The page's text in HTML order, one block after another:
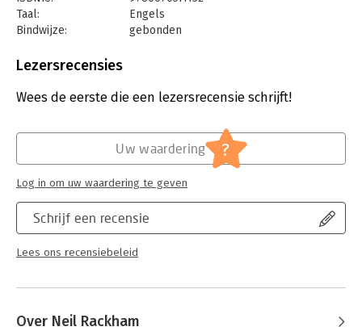
In SPIN Selling, Rackham, who has advised leading companies
specifically examine selling high-value product and services.
techniques of SPIN, readers will be able to dramatically
answers key questions such as "What makes success in major
sales" and "Why do techniques like closing work in small sales
You will learn why traditional sales methods which were
developed for small consumer sales, just won't work for large
sales and why conventional selling methods are doomed to fail
in major sales. Packed with real-world examples, illuminating
graphics, and informative case studies - and backed by hard
Taal:
Engels
Bindwijze:
gebonden
Uitgever:
Verschijningsdatum:
1-1-1988
Reclame en verkoop
Lezersrecensies
Wees de eerste die een lezersrecensie schrijft!
Schrijf een recensie
Lees ons recensiebeleid
Uw waardering ?
Log in om uw waardering te geven
Over Neil Rackham